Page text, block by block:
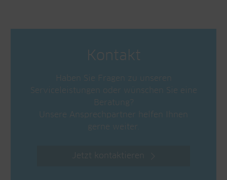
Kontakt
Haben Sie Fragen zu unseren
Serviceleistungen oder wünschen Sie eine
Beratung?
Unsere Ansprechpartner helfen Ihnen
gerne weiter.
Jetzt kontaktieren